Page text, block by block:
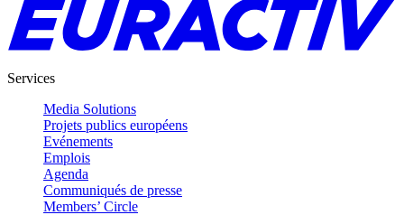
Services
Media Solutions
Projets publics européens
Evénements
Emplois
Agenda
Communiqués de presse
Members’ Circle